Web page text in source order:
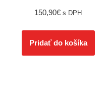
150,90€ s DPH
Pridať do košíka